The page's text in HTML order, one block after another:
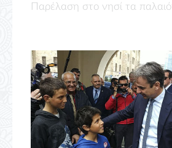
Παρέλαση στο νησί τα